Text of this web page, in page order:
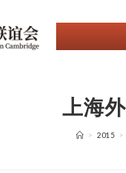
上海
> 2015 >